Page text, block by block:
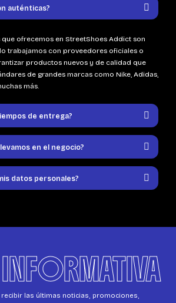
auténticas?
ofrecemos en StreetShoes Addict son
trabajamos con proveedores oficiales o
productos nuevos y de calidad que
de grandes marcas como Nike, Adidas,
más.
de entrega?
en el negocio?
datos personales?
las últimas noticias, promociones,